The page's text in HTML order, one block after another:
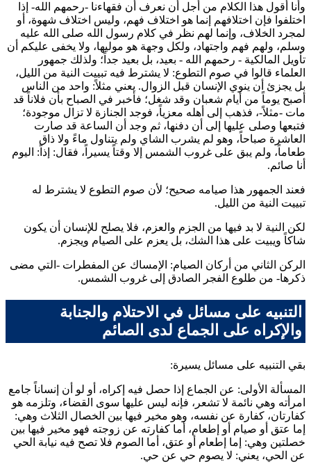
وأنا أقول هذا الكلام من أجل أن نعرف أن فقهاءنا -رحمهم الله- إذا
اختلفوا فإن اختلافهم إنما هو اختلاف فهم، وليس اختلاف شهوة، أو
لمجرد الخلاف، وإنما لهم نظر في كلام رسول الله صلى الله عليه
وسلم، ولهم فهم واجتهاد، ولكل وجهة هو موليها، ولا يخفى عليكم أن
تأويل المالكية - رحمهم الله - بعيد، بل بعيد جداً؛ ولذلك جمهور
العلماء قالوا في صوم التطوع: لا يشترط فيه تبييت النية من الليل،
بل يجزئ أن ينوي الإنسان قبل الزوال. يعني مثلاً: واحد من الناس
أصبح يوماً من أيام شعبان وقد شغل؛ فأخبر في الصباح بأن فلاناً قد
مات -مثلاً-، فذهب إلى أهله معزياً، فوجد الجنازة لا تزال موجودة؛
فتبعها وصلى عليها إلى أن دفنها، ثم وجد أن الساعة قد صارت
العاشرة صباحاً، وهو لم يشرب الشاي ولم يتناول ماءً ولا ذاق
طعاماً، ولم يبق على غروب الشمس إلا وقتاً يسيراً، فقال: إذاً: اليوم
أنا صائم.
فعند الجمهور هذا صيامه صحيح؛ لأن صوم التطوع لا يشترط له
تبييت النية من الليل.
لكن النية لا بد فيها من الجزم والعزم، فلا يصلح للإنسان أن يكون
شاكاً ويبيت على هذا الشك، بل يعزم على الصيام ويجزم.
الركن الثاني من أركان الصيام: الإمساك عن المفطرات -التي مضى
ذكرها- من طلوع الفجر الصادق إلى غروب الشمس.
التنبيه على مسائل في الاحتلام والجنابة
والإكراه على الجماع لدى الصائم
بقي التنبيه على مسائل يسيرة:
المسألة الأولى: عن الجماع إذا حصل فيه إكراه، أو لو أن إنساناً جامع
امرأته وهي نائمة لا تشعر، فإنه ليس عليها سوى القضاء، وتلزمه هو
كفارتان، كفارة عن نفسه، وهو مخير فيها بين الخصال الثلاث وهي:
إما عتق أو صيام أو إطعام، أما كفارته عن زوجته فهو مخير فيها بين
خصلتين وهي: إما إطعام أو عتق، أما الصوم فلا تصح فيه نيابة الحي
عن الحي، يعني: لا يصوم حي عن حي.